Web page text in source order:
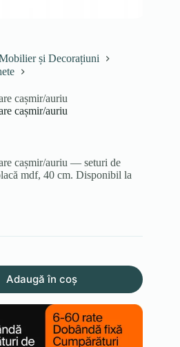
și Decorațiuni
cașmir/auriu
cașmir/auriu
cașmir/auriu — seturi de
mdf, 40 cm. Disponibil la
Adaugă în coș